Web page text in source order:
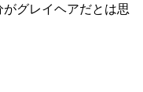
グレイヘアだとは思